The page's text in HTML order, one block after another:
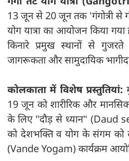
13 जून से 20 जून तक 'गंगोत्री से
योग यात्रा का आयोजन किया गया
किनारे प्रमुख स्थानों से गुजरते
जागरूकता और सामुदायिक
कोलकाता में विशेष प्रस्तुतियां:
19 जून को शारीरिक और
के लिए "दौड़ से ध्यान" (Daud
को देशभक्ति व योग के संगम को
(Vande Yogam) कार्यक्रम